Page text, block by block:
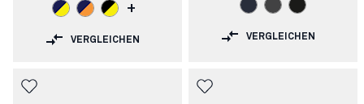
+
VERGLEICHEN VERGLEICHEN